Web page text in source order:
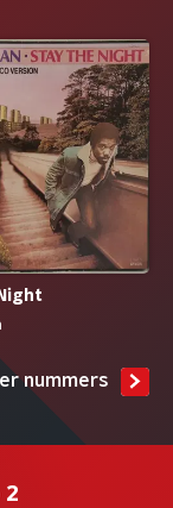
nummers
2